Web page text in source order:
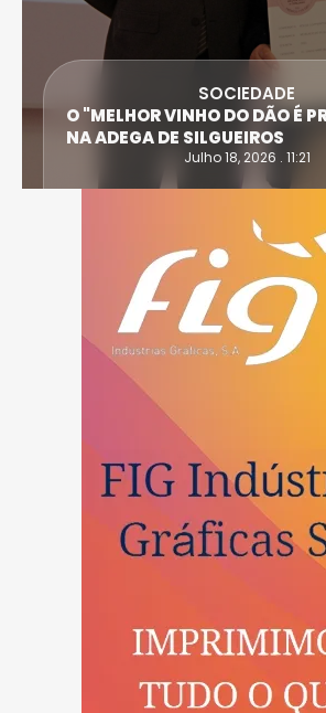
SOCIEDADE
O "MELHOR VINHO DO DÃO É
NA ADEGA DE SILGUEIROS
Julho 18, 2026 . 11:21